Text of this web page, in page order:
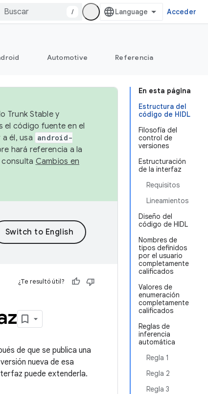
/ Acceder
Automotive Referencia
En esta página
Estructura del
código de HIDL
Filosofía del
control de
versiones
Estructuración
de la interfaz
Requisitos
Lineamientos
Diseño del
código de HIDL
Nombres de
tipos definidos
por el usuario
completamente
calificados
Valores de
enumeración
completamente
calificados
Reglas de
inferencia
automática
Regla 1
Regla 2
Regla 3
Trunk Stable y
el código fuente en el
él, usa android-
hará referencia a la
consulta Cambios en
¿Te resultó útil?
de que se publica una
nueva de esa
puede extenderla.